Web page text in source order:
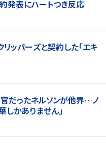
発表にハートつき反応
リッパーズと契約した「エキ
だったネルソンが他界…ノ
しかありません」